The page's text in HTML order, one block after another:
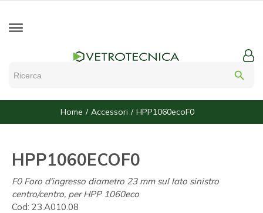
search
Home Accessori HPP1060ecoF0
HPP1060ECOF0
F0 Foro d'ingresso diametro 23 mm sul lato sinistro
centro/centro, per HPP 1060eco
Cod: 23.A010.08